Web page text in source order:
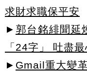
求財求職保平安
► 郭台銘緋聞延
「24字」 吐盡
► Gmail重大變